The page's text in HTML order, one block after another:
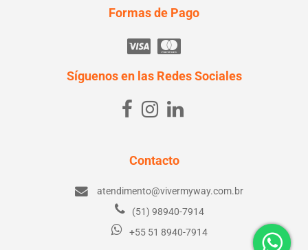
Formas de Pago
Síguenos en las Redes Sociales
Contacto
atendimento@vivermyway.com.br
(51) 98940-7914
+55 51 8940-7914